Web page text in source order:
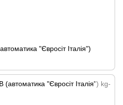
"Євросіт Італія")